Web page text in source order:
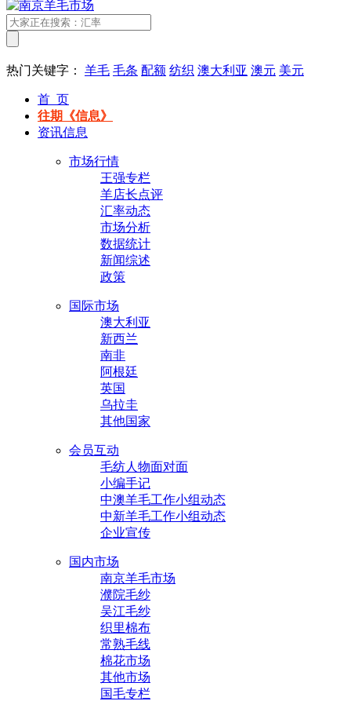
热门关键字： 羊毛 毛条 配额 纺织 澳大利亚 澳元 美元
首 页
往期《信息》
资讯信息
市场行情
王强专栏
羊店长点评
汇率动态
市场分析
数据统计
新闻综述
政策
国际市场
澳大利亚
新西兰
南非
阿根廷
英国
乌拉圭
其他国家
会员互动
毛纺人物面对面
小编手记
中澳羊毛工作小组动态
中新羊毛工作小组动态
企业宣传
国内市场
南京羊毛市场
濮院毛纱
吴江毛纱
织里棉布
常熟毛线
棉花市场
其他市场
国毛专栏